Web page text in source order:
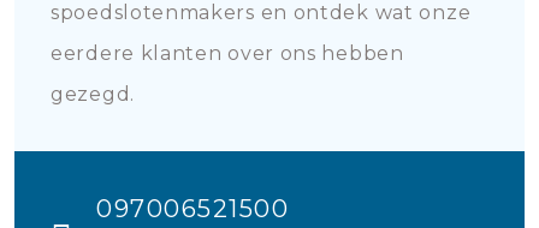
spoedslotenmakers en ontdek wat onze
eerdere klanten over ons hebben
gezegd.
097006521500